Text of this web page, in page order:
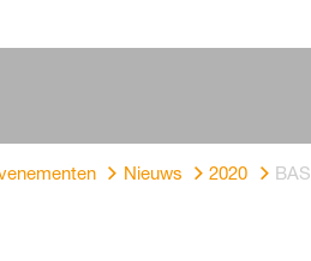
Nieuws 2020